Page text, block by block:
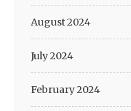
August 2024
July 2024
February 2024